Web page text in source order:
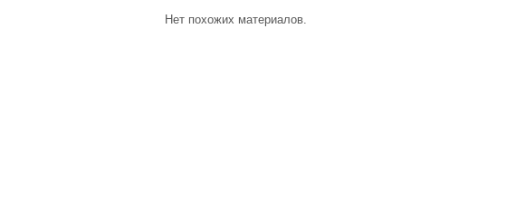
Нет похожих материалов.